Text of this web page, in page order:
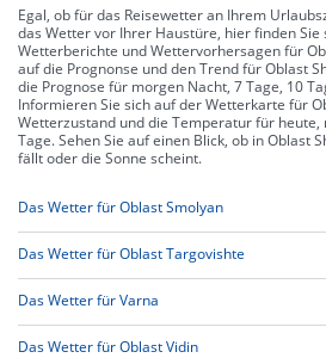
Egal, ob für das Reisewetter an Ihrem
das Wetter vor Ihrer Haustüre, hier finden
Wetterberichte und Wettervorhersagen für
auf die Prognonse und den Trend für Oblast
die Prognose für morgen Nacht, 7 Tage, 10
Informieren Sie sich auf der Wetterkarte für
Wetterzustand und die Temperatur für
Tage. Sehen Sie auf einen Blick, ob in Oblast
fällt oder die Sonne scheint.
Das Wetter für Oblast Smolyan
Das Wetter für Oblast Targovishte
Das Wetter für Varna
Das Wetter für Oblast Vidin